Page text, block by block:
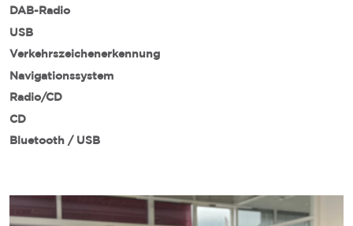
DAB-Radio
USB
Verkehrszeichenerkennung
Navigationssystem
Radio/CD
CD
Bluetooth / USB